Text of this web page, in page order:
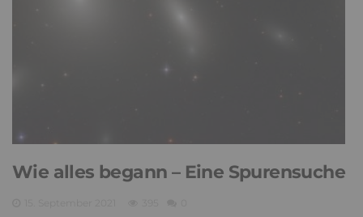
Wie alles begann – Eine Spurensuche